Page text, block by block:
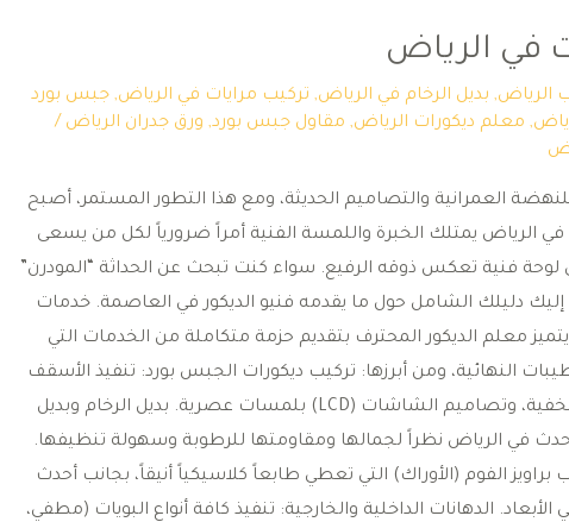
في الرياض
الرياض, بديل الرخام في الرياض, تركيب مرايات في الرياض, جبس بورد
, معلم ديكورات الرياض, مقاول جبس بورد, ورق جدران الرياض /
العمرانية والتصاميم الحديثة، ومع هذا التطور المستمر، أصبح
الرياض يمتلك الخبرة واللمسة الفنية أمراً ضرورياً لكل من يسعى
لوحة فنية تعكس ذوقه الرفيع. ​سواء كنت تبحث عن الحداثة “المودرن”
إليك دليلك الشامل حول ما يقدمه فنيو الديكور في العاصمة. ​خدمات
معلم الديكور المحترف بتقديم حزمة متكاملة من الخدمات التي
النهائية، ومن أبرزها: ​تركيب ديكورات الجبس بورد: تنفيذ الأسقف
المستعارة، الإضاءات المخفية، وتصاميم الشاشات (LCD) بلمسات عصرية. ​بديل الرخام وبديل
في الرياض نظراً لجمالها ومقاومتها للرطوبة وسهولة تنظيفها.
براويز الفوم (الأوراك) التي تعطي طابعاً كلاسيكياً أنيقاً، بجانب أحدث
​الدهانات الداخلية والخارجية: تنفيذ كافة أنواع البويات (مطفي،